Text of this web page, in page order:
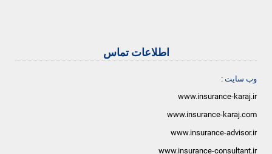
اطلاعات تماس
وب سایت :
www.insurance-karaj.ir
www.insurance-karaj.com
www.insurance-advisor.ir
www.insurance-consultant.ir